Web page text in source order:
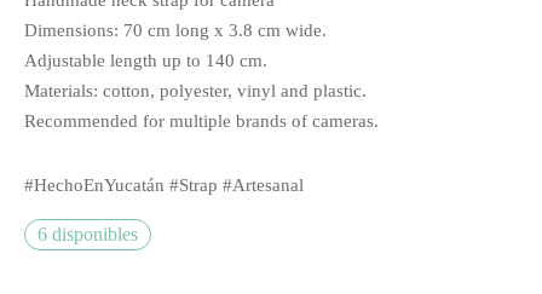
Dimensions: 70 cm long x 3.8 cm wide.
Adjustable length up to 140 cm.
Materials: cotton, polyester, vinyl and plastic.
Recommended for multiple brands of cameras.
#HechoEnYucatán #Strap #Artesanal
6 disponibles